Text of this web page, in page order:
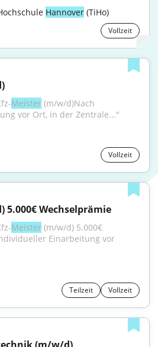
Hannover (TiHo)
Vollzeit
Meister (m/w/d)Nach
vor Ort, in der Zentrale..."
Vollzeit
5.000€ Wechselprämie
Meister (m/w/d) 5.000€
Einarbeitung vor
Teilzeit Vollzeit